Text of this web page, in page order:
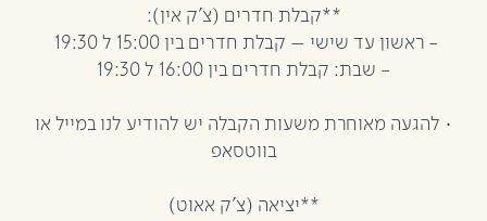
**קבלת חדרים (צ'ק אין):
- ראשון עד שישי – קבלת חדרים בין 15:00 ל 19:30
- שבת: קבלת חדרים בין 16:00 ל 19:30
• להגעה מאוחרת משעות הקבלה יש להודיע לנו במייל או
בווטסאפ
**יציאה (צ'ק אאוט)